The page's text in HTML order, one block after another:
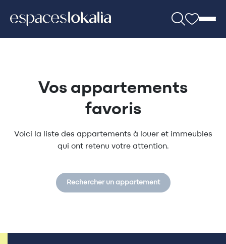
Vos appartements
favoris
Voici la liste des appartements à louer et immeubles
qui ont retenu votre attention.
Rechercher un appartement